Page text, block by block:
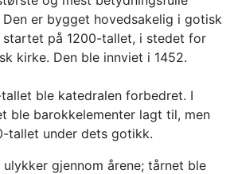
Den er bygget hovedsakelig i gotisk
startet på 1200-tallet, i stedet for
kirke. Den ble innviet i 1452.
ble katedralen forbedret. I
ble barokkelementer lagt til, men
tallet under dets gotikk.
gjennom årene; tårnet ble